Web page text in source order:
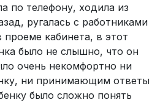
по телефону, ходила из
ругалась с работниками
кабинета, в этот
было не слышно, что он
очень некомфортно ни
ни принимающим ответы
было сложно понять